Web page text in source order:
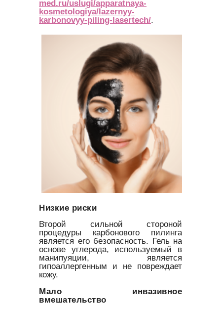
med.ru/uslugi/apparatnaya-
kosmetologiya/lazernyy-
karbonovyy-piling-lasertech/
Низкие риски
Второй сильной стороной
процедуры карбонового пилинга
является его безопасность. Гель на
основе углерода, используемый в
манипуяции, является
гипоаллергенным и не повреждает
кожу.
Мало инвазивное
вмешательство